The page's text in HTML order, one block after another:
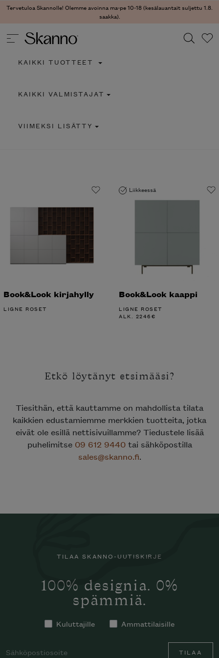
Tervetuloa Skannolle! Olemme avoinna ma-pe 10-18 (kesälauantait suljettu 1.8.
saakka).
Type 2 or more characters for results.
KAIKKI TUOTTEET
KAIKKI VALMISTAJAT
VIIMEKSI LISÄTTY
Book&Look kirjahylly
LIGNE ROSET
Liikkeessä
Book&Look kaappi
LIGNE ROSET
ALK. 2246€
Etkö löytänyt etsimääsi?
Tiesithän, että kauttamme on mahdollista tilata
kaikkien edustamiemme merkkien tuotteita, jotka
eivät ole esillä nettisivuillamme? Tiedustele lisää
puhelimitse 09 612 9440tai sähköpostilla
sales@skanno.fi.
TILAA SKANNO-UUTISKIRJE
100% designia. 0%
spämmiä.
Kuluttajille Ammattilaisille
TILAA